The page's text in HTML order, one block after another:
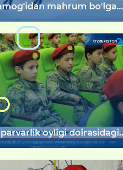
mahrum bo'lgan
kechinmalari bilan
mumkin.
oyligi doirasidagi